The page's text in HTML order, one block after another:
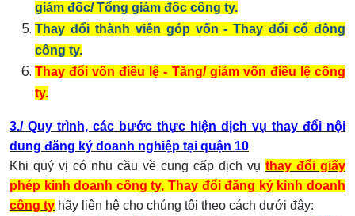
giám đốc/ Tổng giám đốc công ty.
Thay đổi thành viên góp vốn - Thay đổi cổ đông
công ty.
Thay đổi vốn điều lệ - Tăng/ giảm vốn điều lệ công
ty.
3./Quy trình, các bước thực hiện dịch vụ thay đổi nội
dung đăng ký doanh nghiệp tại quận 10
Khi quý vị có nhu cầu về cung cấp dịch vụ thay đổi giấy
phép kinh doanh công ty, Thay đổi đăng ký kinh doanh
công ty hãy liên hệ cho chúng tôi theo cách dưới đây: